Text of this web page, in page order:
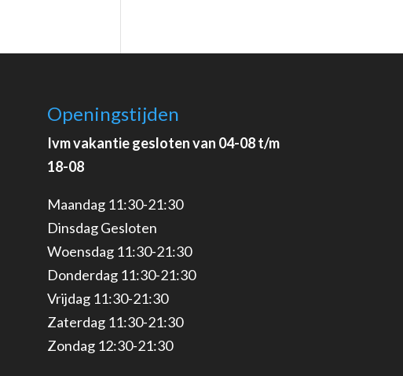
Openingstijden
Ivm vakantie gesloten van 04-08 t/m
18-08
Maandag 11:30-21:30
Dinsdag Gesloten
Woensdag 11:30-21:30
Donderdag 11:30-21:30
Vrijdag 11:30-21:30
Zaterdag 11:30-21:30
Zondag 12:30-21:30